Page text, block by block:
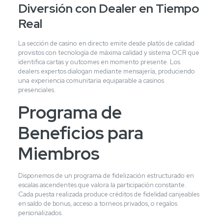
Diversión con Dealer en Tiempo
Real
La sección de casino en directo emite desde platós de calidad
provistos con tecnología de máxima calidad y sistema OCR que
identifica cartas y outcomes en momento presente. Los
dealers expertos dialogan mediante mensajería, produciendo
una experiencia comunitaria equiparable a casinos
presenciales.
Programa de
Beneficios para
Miembros
Disponemos de un programa de fidelización estructurado en
escalas ascendentes que valora la participación constante.
Cada puesta realizada produce créditos de fidelidad canjeables
en saldo de bonus, acceso a torneos privados, o regalos
personalizados.